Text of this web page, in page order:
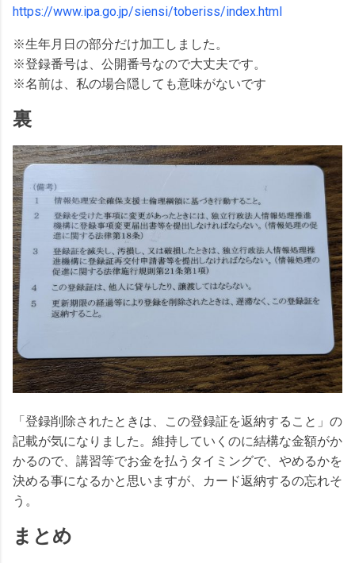
https://www.ipa.go.jp/siensi/toberiss/index.html
※生年月日の部分だけ加工しました。
※登録番号は、公開番号なので大丈夫です。
※名前は、私の場合隠しても意味がないです
裏
「登録削除されたときは、この登録証を返納すること」の
記載が気になりました。維持していくのに結構な金額がか
かるので、講習等でお金を払うタイミングで、やめるかを
決める事になるかと思いますが、カード返納するの忘れそ
う。
まとめ